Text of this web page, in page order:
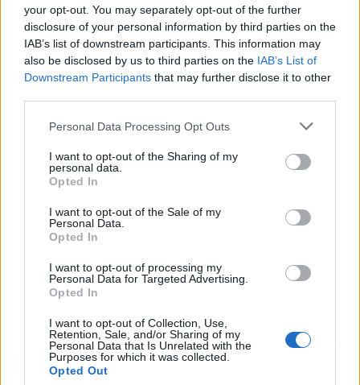
your opt-out. You may separately opt-out of the further
disclosure of your personal information by third parties on the
IAB’s list of downstream participants. This information may
also be disclosed by us to third parties on the IAB’s List of
Downstream Participants that may further disclose it to other
Personal Data Processing Opt Outs
I want to opt-out of the Sharing of my
personal data.
Opted In
I want to opt-out of the Sale of my
Personal Data.
Opted In
I want to opt-out of processing my
Personal Data for Targeted Advertising.
Opted In
I want to opt-out of Collection, Use,
Retention, Sale, and/or Sharing of my
Personal Data that Is Unrelated with the
Purposes for which it was collected.
Opted Out
Publicidad
Artículo anterior
La confiscación de
ahorros por el Estado en
Artículo siguiente